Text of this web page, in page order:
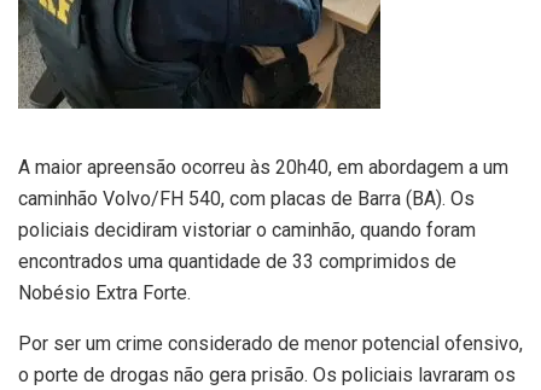
A maior apreensão ocorreu às 20h40, em abordagem a um
caminhão Volvo/FH 540, com placas de Barra (BA). Os
policiais decidiram vistoriar o caminhão, quando foram
encontrados uma quantidade de 33 comprimidos de
Nobésio Extra Forte.
Por ser um crime considerado de menor potencial ofensivo,
o porte de drogas não gera prisão. Os policiais lavraram os